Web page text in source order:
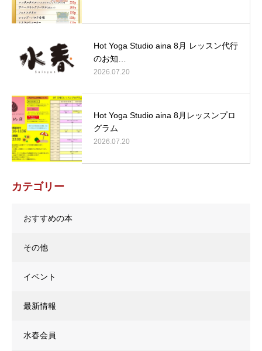
Hot Yoga Studio aina 8月 レッスン代行
のお知…
2026.07.20
Hot Yoga Studio aina 8月レッスンプロ
グラム
2026.07.20
カテゴリー
おすすめの本
その他
イベント
最新情報
水春会員